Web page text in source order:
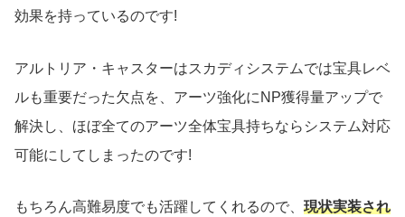
効果を持っているのです!
アルトリア・キャスターはスカディシステムでは宝具レベ
ルも重要だった欠点を、アーツ強化にNP獲得量アップで
解決し、ほぼ全てのアーツ全体宝具持ちならシステム対応
可能にしてしまったのです!
もちろん高難易度でも活躍してくれるので、 現状実装され